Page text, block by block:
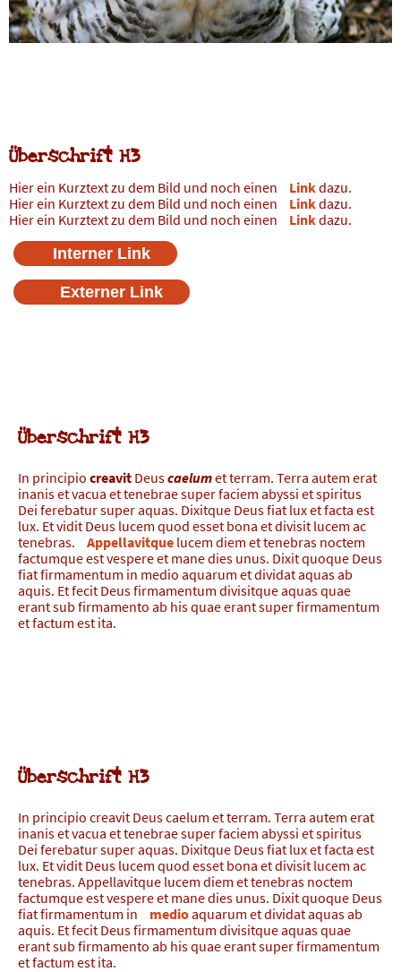
Überschrift H3
Hier ein Kurztext zu dem Bild und noch einen Linkdazu.
Hier ein Kurztext zu dem Bild und noch einen
Linkdazu.
Hier ein Kurztext zu dem Bild und noch einen
Linkdazu.
Interner Link
Externer Link
Überschrift H3
In principio creavit Deuscaelumet terram. Terra autem erat
inanis et vacua et tenebrae super faciem abyssi et spiritus
Dei ferebatur super aquas. Dixitque Deus fiat lux et facta est
lux. Et vidit Deus lucem quod esset bona et divisit lucem ac
tenebras.
Appellavitque lucem diem et tenebras noctem
factumque est vespere et mane dies unus. Dixit quoque Deus
fiat firmamentum in medio aquarum et dividat aquas ab
aquis. Et fecit Deus firmamentum divisitque aquas quae
erant sub firmamento ab his quae erant super firmamentum
et factum est ita.
Überschrift H3
In principio creavit Deus caelum et terram. Terra autem erat
inanis et vacua et tenebrae super faciem abyssi et spiritus
Dei ferebatur super aquas. Dixitque Deus fiat lux et facta est
lux. Et vidit Deus lucem quod esset bona et divisit lucem ac
tenebras. Appellavitque lucem diem et tenebras noctem
factumque est vespere et mane dies unus. Dixit quoque Deus
fiat firmamentum in
medioaquarum et dividat aquas ab
aquis. Et fecit Deus firmamentum divisitque aquas quae
erant sub firmamento ab his quae erant super firmamentum
et factum est ita.